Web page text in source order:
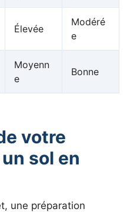
Élevée
Modéré
e
Moyenn
e
Bonne
votre
sol en
une préparation